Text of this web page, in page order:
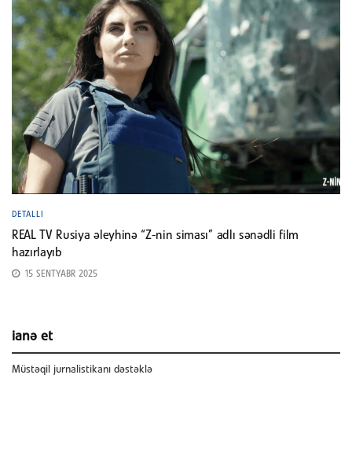
DETALLI
REAL TV Rusiya əleyhinə “Z-nin siması” adlı sənədli film
hazırlayıb
15 SENTYABR 2025
ianə et
Müstəqil jurnalistikanı dəstəklə